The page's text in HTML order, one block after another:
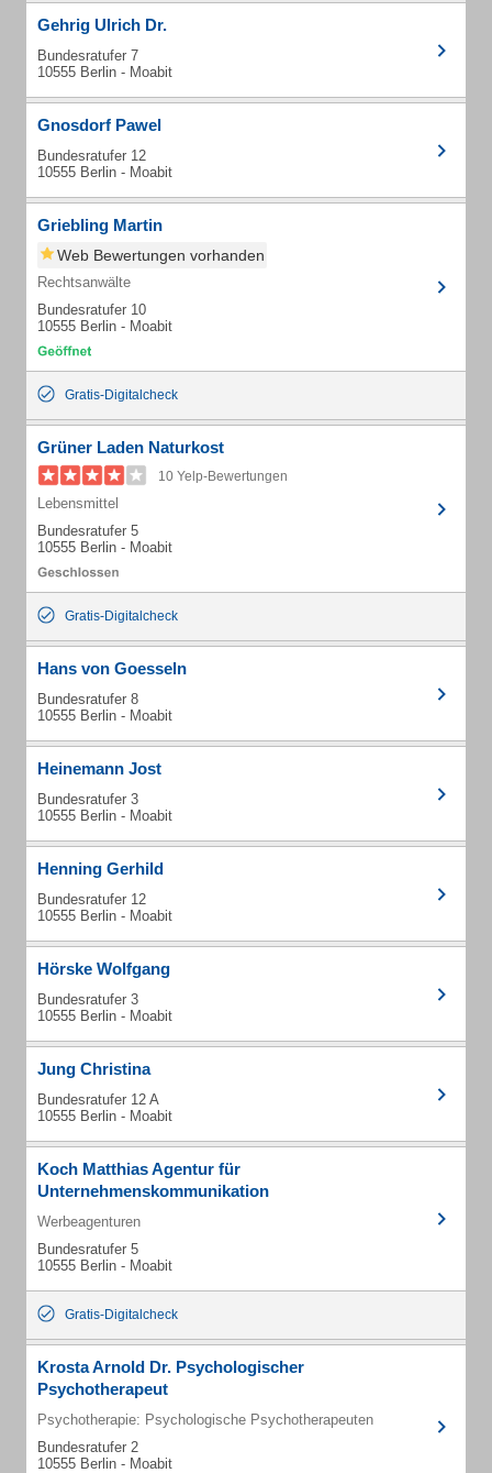
Gehrig Ulrich Dr.
Bundesratufer 7
10555 Berlin - Moabit
Gnosdorf Pawel
Bundesratufer 12
10555 Berlin - Moabit
Griebling Martin
Web Bewertungen vorhanden
Rechtsanwälte
Bundesratufer 10
10555 Berlin - Moabit
Gratis-Digitalcheck
Grüner Laden Naturkost
10 Yelp-Bewertungen
Lebensmittel
Bundesratufer 5
10555 Berlin - Moabit
Gratis-Digitalcheck
Hans von Goesseln
Bundesratufer 8
10555 Berlin - Moabit
Heinemann Jost
Bundesratufer 3
10555 Berlin - Moabit
Henning Gerhild
Bundesratufer 12
10555 Berlin - Moabit
Hörske Wolfgang
Bundesratufer 3
10555 Berlin - Moabit
Jung Christina
Bundesratufer 12 A
10555 Berlin - Moabit
Koch Matthias Agentur für
Unternehmenskommunikation
Werbeagenturen
Bundesratufer 5
10555 Berlin - Moabit
Gratis-Digitalcheck
Krosta Arnold Dr. Psychologischer
Psychotherapeut
Psychotherapie: Psychologische Psychotherapeuten
Bundesratufer 2
10555 Berlin - Moabit